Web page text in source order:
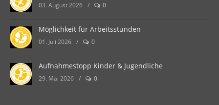
03. August 2026 / 0
Möglichkeit für Arbeitsstunden
01. Juli 2026 / 0
Aufnahmestopp Kinder & Jugendliche
29. Mai 2026 / 0